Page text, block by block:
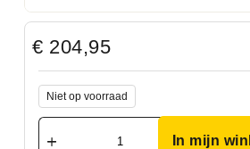
€ 204,95
Niet op voorraad
In mijn